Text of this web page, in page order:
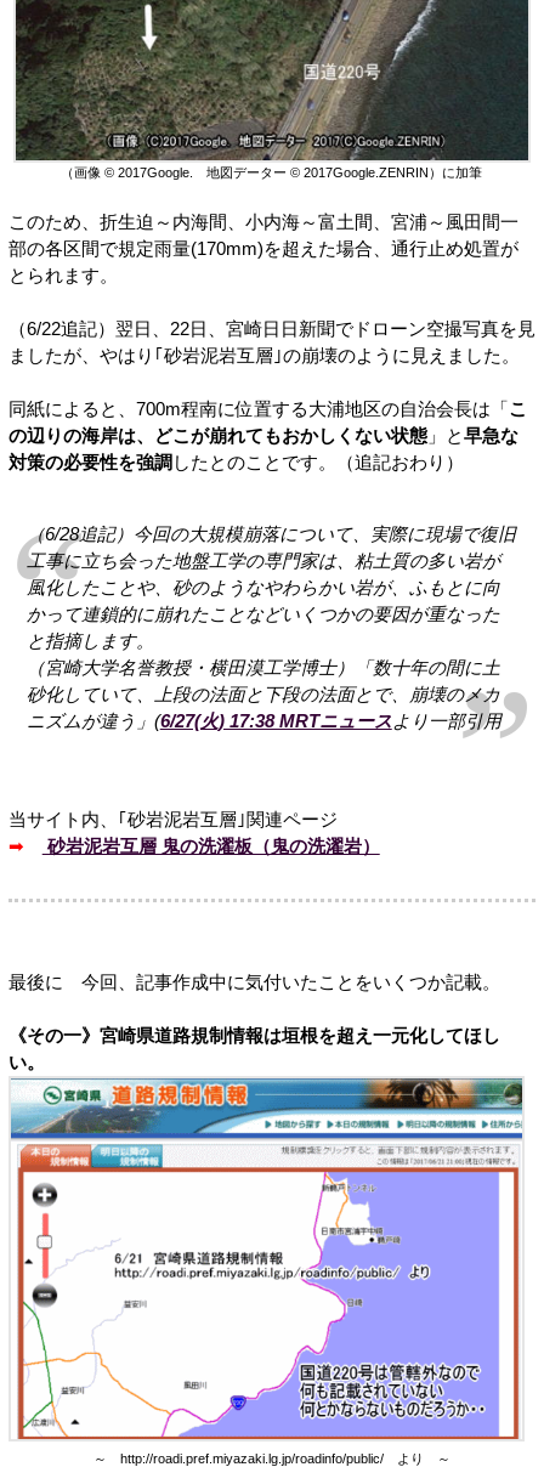
（画像 © 2017Google. 地図データー © 2017Google.ZENRIN）に加筆
このため、折生迫～内海間、小内海～富土間、宮浦～風田間一
部の各区間で規定雨量(170mm)を超えた場合、通行止め処置が
とられます。
（6/22追記）翌日、22日、宮崎日日新聞でドローン空撮写真を見
ましたが、やはり｢砂岩泥岩互層｣の崩壊のように見えました。
同紙によると、700m程南に位置する大浦地区の自治会長は「こ
の辺りの海岸は、どこが崩れてもおかしくない状態」と早急な
対策の必要性を強調 したとのことです。（追記おわり）
（6/28追記）今回の大規模崩落について、実際に現場で復旧
工事に立ち会った地盤工学の専門家は、粘土質の多い岩が
風化したことや、砂のようなやわらかい岩が、ふもとに向
かって連鎖的に崩れたことなどいくつかの要因が重なった
と指摘します。
（宮崎大学名誉教授・横田漠工学博士）「数十年の間に土
砂化していて、上段の法面と下段の法面とで、崩壊のメカ
ニズムが違う」(6/27(火) 17:38 MRTニュースより一部引用
当サイト内、｢砂岩泥岩互層｣関連ページ
➡
砂岩泥岩互層 鬼の洗濯板（鬼の洗濯岩）
最後に 今回、記事作成中に気付いたことをいくつか記載。
《その一》宮崎県道路規制情報は垣根を超え一元化してほし
い。
～ http://roadi.pref.miyazaki.lg.jp/roadinfo/public/ より ～